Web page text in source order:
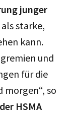
junger
starke,
kann.
und
für die
morgen“, so
HSMA